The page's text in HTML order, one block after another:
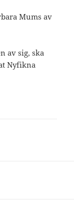
Mums av
av sig, ska
Nyfikna